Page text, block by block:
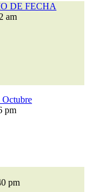
DE FECHA
am
Octubre
pm
pm